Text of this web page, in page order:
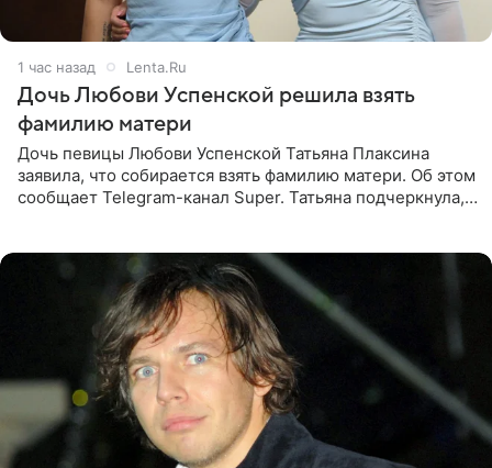
1 час назад Lenta.Ru
Дочь Любови Успенской решила взять
фамилию матери
Дочь певицы Любови Успенской Татьяна Плаксина
заявила, что собирается взять фамилию матери. Об этом
сообщает Telegram-канал Super. Татьяна подчеркнула,